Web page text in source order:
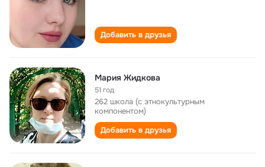
Добавить в друзья
Мария Жидкова
51 год
262 школа (с этнокультурным
компонентом)
Добавить в друзья